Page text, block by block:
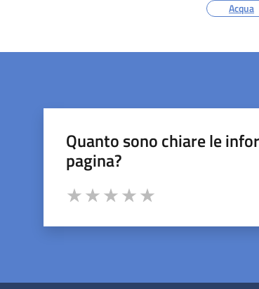
Acqua
Quanto sono chiare le
pagina?
Valuta da 1 a 5 stelle la pagina